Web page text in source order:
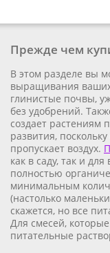
Прежде чем
В этом разделе вы
выращивания ваших
глинистые почвы,
без удобрений.
создает растениям
развития,
пропускает воздух.
как в саду, так и
полностью
минимальным
(настолько
скажется, но все
Для смесей,
питательные